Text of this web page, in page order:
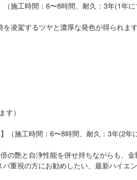
（施工時間：6〜8時間、耐久：3年(1年
凌駕するツヤと濃厚な発色が得られま
す）
（施工時間：6〜8時間、耐久：3年(2年
の艶と自浄性能を併せ持ちながらも、金
重視の方にお勧めしたい、最新ハイエ